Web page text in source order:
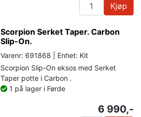
Kjøp
Scorpion Serket Taper. Carbon
Slip-On.
Varenr: 691868 | Enhet: Kit
Scorpion Slip-On eksos med Serket
Taper potte i Carbon .
1 på lager i Førde
6 990,-